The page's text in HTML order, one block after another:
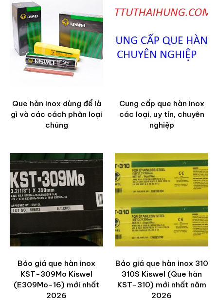
Que hàn inox dùng để là
gì và các cách phân loại
chúng
Cung cấp que hàn inox
các loại, uy tín, chuyên
nghiệp
Báo giá que hàn inox
KST-309Mo Kiswel
(E309Mo-16) mới nhất
2026
Báo giá que hàn inox 310
310S Kiswel (Que hàn
KST-310) mới nhất năm
2026